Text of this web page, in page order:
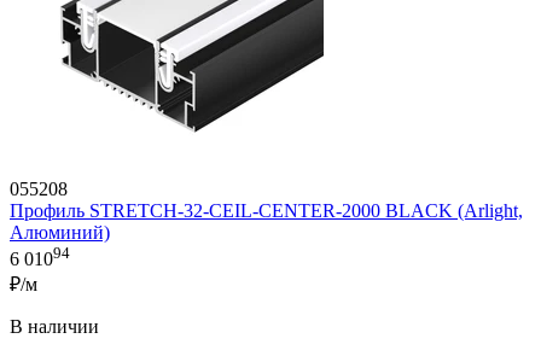
055208
Профиль STRETCH-32-CEIL-CENTER-2000 BLACK (Arlight,
Алюминий)
6 01094
₽/м
В наличии